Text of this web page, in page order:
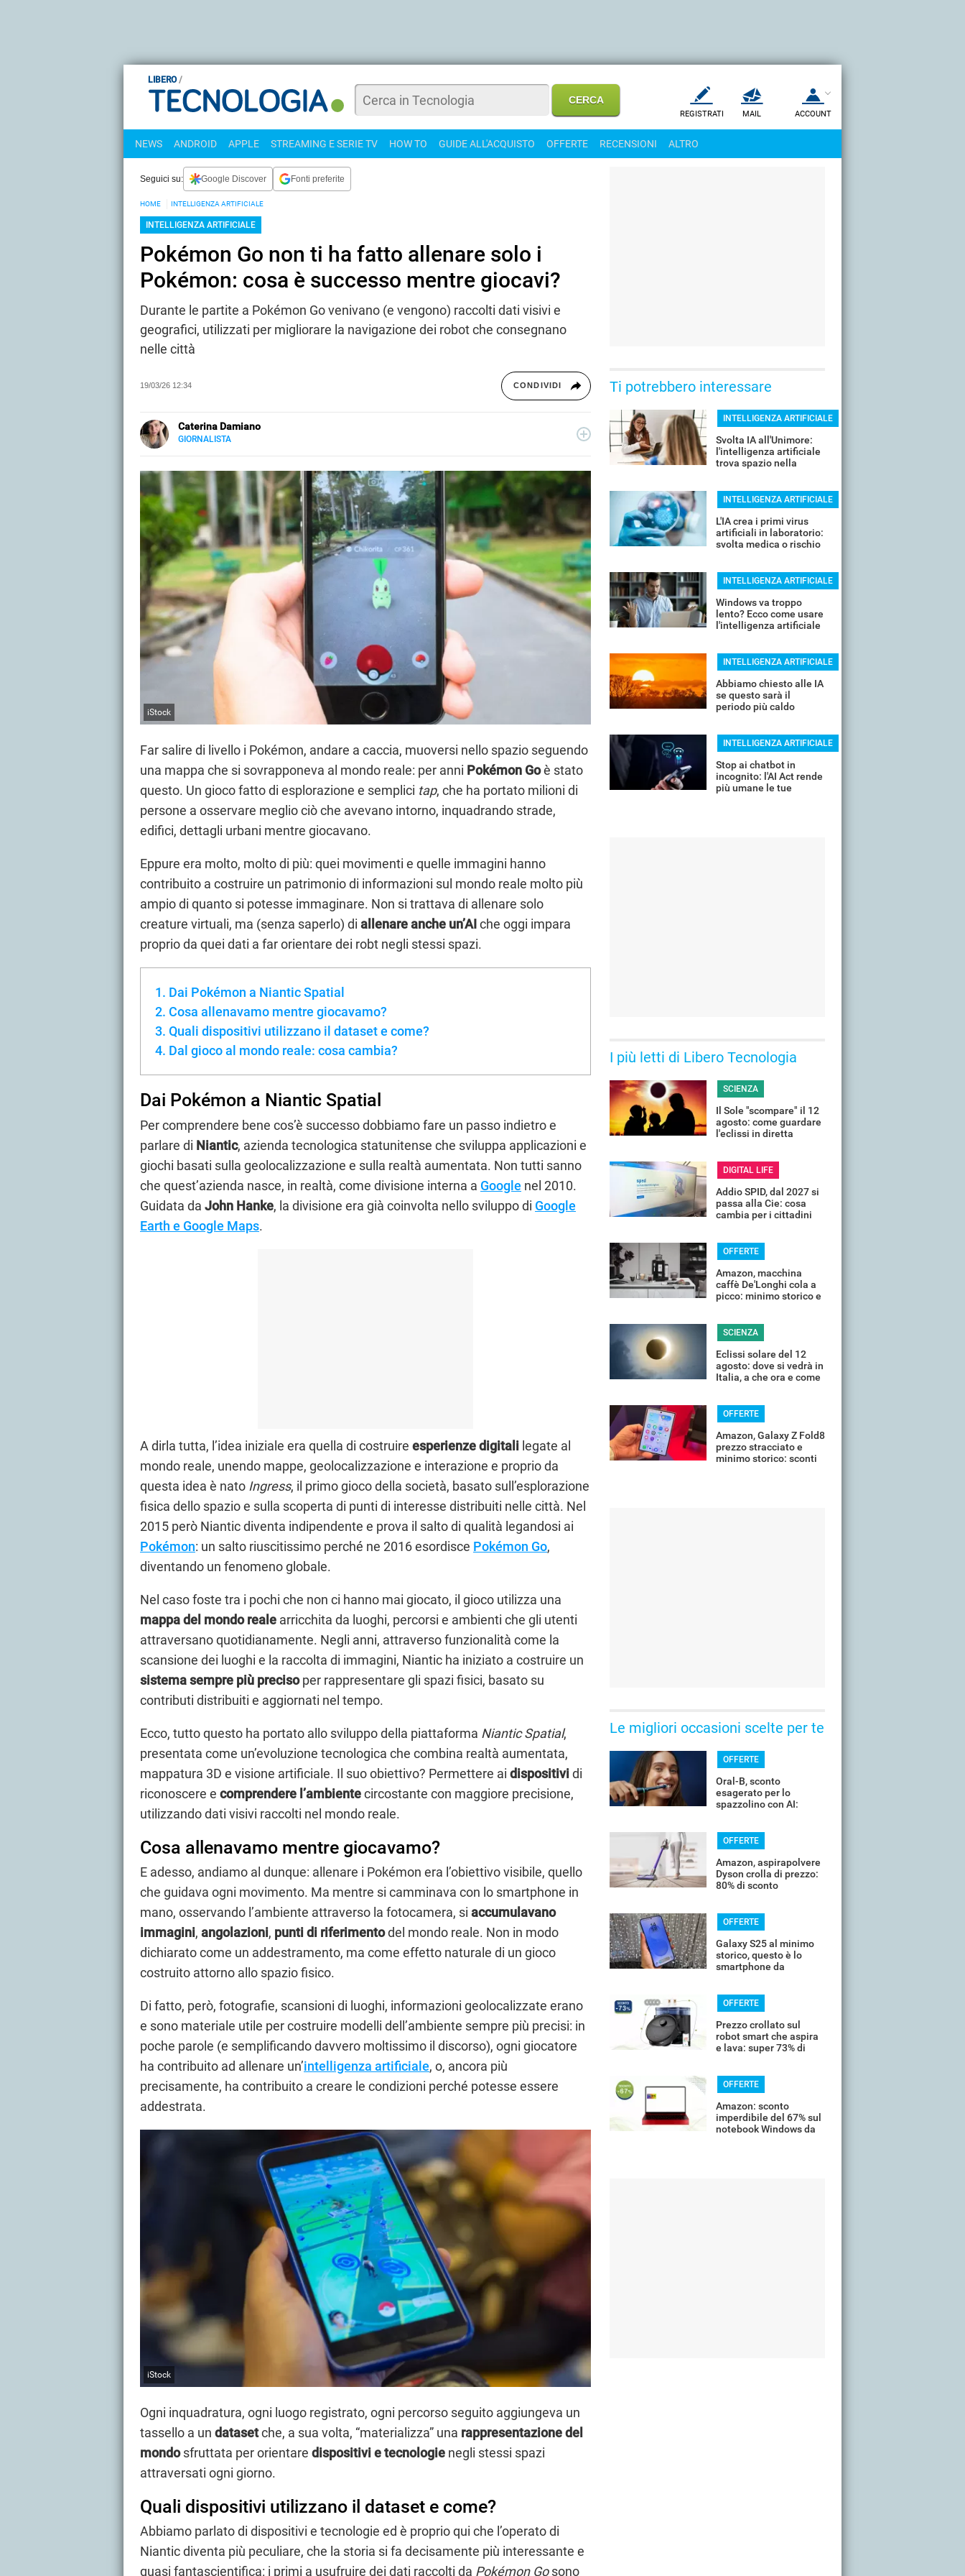
LIBERO
REGISTRATI MAIL ACCOUNT
NEWS ANDROID APPLE STREAMING E SERIE TV HOW TO GUIDE ALL'ACQUISTO OFFERTE RECENSIONI ALTRO
Seguici su: Google Discover Fonti preferite
HOME INTELLIGENZA ARTIFICIALE
INTELLIGENZA ARTIFICIALE
Pokémon Go non ti ha fatto allenare solo i
Pokémon: cosa è successo mentre giocavi?
Durante le partite a Pokémon Go venivano (e vengono) raccolti dati visivi e
geografici, utilizzati per migliorare la navigazione dei robot che consegnano
nelle città
19/03/26 12:34 CONDIVIDI
Caterina Damiano
GIORNALISTA
LINKEDIN
iStock
Far salire di livello i Pokémon, andare a caccia, muoversi nello spazio seguendo
una mappa che si sovrapponeva al mondo reale: per anni Pokémon Goè stato
questo. Un gioco fatto di esplorazione e semplici tap, che ha portato milioni di
persone a osservare meglio ciò che avevano intorno, inquadrando strade,
edifici, dettagli urbani mentre giocavano.
Eppure era molto, molto di più: quei movimenti e quelle immagini hanno
contribuito a costruire un patrimonio di informazioni sul mondo reale molto più
ampio di quanto si potesse immaginare. Non si trattava di allenare solo
creature virtuali, ma (senza saperlo) di allenare anche un’AI che oggi impara
proprio da quei dati a far orientare dei robt negli stessi spazi.
Dai Pokémon a Niantic Spatial
Cosa allenavamo mentre giocavamo?
Quali dispositivi utilizzano il dataset e come?
Dal gioco al mondo reale: cosa cambia?
Dai Pokémon a Niantic Spatial
Per comprendere bene cos’è successo dobbiamo fare un passo indietro e
parlare di Niantic, azienda tecnologica statunitense che sviluppa applicazioni e
giochi basati sulla geolocalizzazione e sulla realtà aumentata. Non tutti sanno
che quest’azienda nasce, in realtà, come divisione interna a Google nel 2010.
Guidata da John Hanke, la divisione era già coinvolta nello sviluppo di Google
Earth e Google Maps.
A dirla tutta, l’idea iniziale era quella di costruire esperienze digitali legate al
mondo reale, unendo mappe, geolocalizzazione e interazione e proprio da
questa idea è nato Ingress, il primo gioco della società, basato sull’esplorazione
fisica dello spazio e sulla scoperta di punti di interesse distribuiti nelle città. Nel
2015 però Niantic diventa indipendente e prova il salto di qualità legandosi ai
Pokémon: un salto riuscitissimo perché ne 2016 esordisce Pokémon Go,
diventando un fenomeno globale.
Nel caso foste tra i pochi che non ci hanno mai giocato, il gioco utilizza una
mappa del mondo reale arricchita da luoghi, percorsi e ambienti che gli utenti
attraversano quotidianamente. Negli anni, attraverso funzionalità come la
scansione dei luoghi e la raccolta di immagini, Niantic ha iniziato a costruire un
sistema sempre più precisoper rappresentare gli spazi fisici, basato su
contributi distribuiti e aggiornati nel tempo.
Ecco, tutto questo ha portato allo sviluppo della piattaforma Niantic Spatial,
presentata come un’evoluzione tecnologica che combina realtà aumentata,
mappatura 3D e visione artificiale. Il suo obiettivo? Permettere ai dispositividi
riconoscere e comprendere l’ambientecircostante con maggiore precisione,
utilizzando dati visivi raccolti nel mondo reale.
Cosa allenavamo mentre giocavamo?
E adesso, andiamo al dunque: allenare i Pokémon era l’obiettivo visibile, quello
che guidava ogni movimento. Ma mentre si camminava con lo smartphone in
mano, osservando l’ambiente attraverso la fotocamera, si accumulavano
immagini, angolazioni, punti di riferimentodel mondo reale. Non in modo
dichiarato come un addestramento, ma come effetto naturale di un gioco
costruito attorno allo spazio fisico.
Di fatto, però, fotografie, scansioni di luoghi, informazioni geolocalizzate erano
e sono materiale utile per costruire modelli dell’ambiente sempre più precisi: in
poche parole (e semplificando davvero moltissimo il discorso), ogni giocatore
ha contribuito ad allenare un’intelligenza artificiale, o, ancora più
precisamente, ha contribuito a creare le condizioni perché potesse essere
addestrata.
iStock
Ogni inquadratura, ogni luogo registrato, ogni percorso seguito aggiungeva un
tassello a un datasetche, a sua volta, “materializza” una rappresentazione del
mondosfruttata per orientare dispositivi e tecnologie negli stessi spazi
attraversati ogni giorno.
Quali dispositivi utilizzano il dataset e come?
Abbiamo parlato di dispositivi e tecnologie ed è proprio qui che l’operato di
Niantic diventa più peculiare, che la storia si fa decisamente più interessante e
quasi fantascientifica: i primi a usufruire dei dati raccolti da Pokémon Gosono
Ti potrebbero interessare
INTELLIGENZA ARTIFICIALE
Svolta IA all'Unimore:
l'intelligenza artificiale
trova spazio nella
INTELLIGENZA ARTIFICIALE
L'IA crea i primi virus
artificiali in laboratorio:
svolta medica o rischio
INTELLIGENZA ARTIFICIALE
Windows va troppo
lento? Ecco come usare
l'intelligenza artificiale
INTELLIGENZA ARTIFICIALE
Abbiamo chiesto alle IA
se questo sarà il
periodo più caldo
INTELLIGENZA ARTIFICIALE
Stop ai chatbot in
incognito: l'AI Act rende
più umane le tue
I più letti di Libero Tecnologia
SCIENZA
Il Sole "scompare" il 12
agosto: come guardare
l'eclissi in diretta
DIGITAL LIFE
Addio SPID, dal 2027 si
passa alla Cie: cosa
cambia per i cittadini
OFFERTE
Amazon, macchina
caffè De'Longhi cola a
picco: minimo storico e
SCIENZA
Eclissi solare del 12
agosto: dove si vedrà in
Italia, a che ora e come
OFFERTE
Amazon, Galaxy Z Fold8
prezzo stracciato e
minimo storico: sconti
Le migliori occasioni scelte per te
OFFERTE
Oral-B, sconto
esagerato per lo
spazzolino con AI:
OFFERTE
Amazon, aspirapolvere
Dyson crolla di prezzo:
80% di sconto
OFFERTE
Galaxy S25 al minimo
storico, questo è lo
smartphone da
OFFERTE
Prezzo crollato sul
robot smart che aspira
e lava: super 73% di
OFFERTE
Amazon: sconto
imperdibile del 67% sul
notebook Windows da